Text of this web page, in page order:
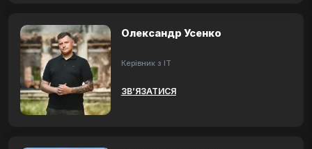
Олександр Усенко
Керівник з ІТ
ЗВ’ЯЗАТИСЯ